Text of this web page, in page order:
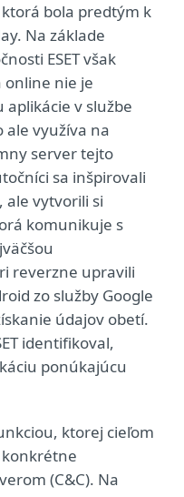
bola predtým k
Na základe
ESET však
online nie je
v službe
ale využíva na
server tejto
sa inšpirovali
vytvorili si
komunikuje s
reverzne upravili
zo služby Google
údajov obetí.
identifikoval,
ponúkajúcu
ktorej cieľom
(C&C). Na